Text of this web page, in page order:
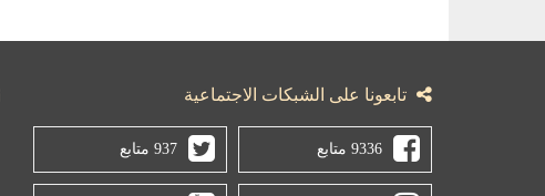
تابعونا على الشبكات الاجتماعية
9336 متابع 937 متابع